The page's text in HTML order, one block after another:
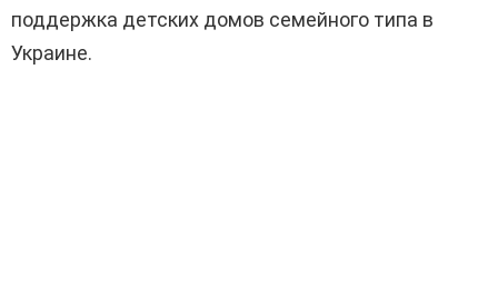
поддержка детских домов семейного типа в
Украине.